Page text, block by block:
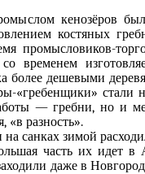
кенозёров
костяных
промысловиков-
временем
более дешевыми
«гребенщики» стали
— гребни, но и
«в разность».
санках зимой
часть их идет в
даже в